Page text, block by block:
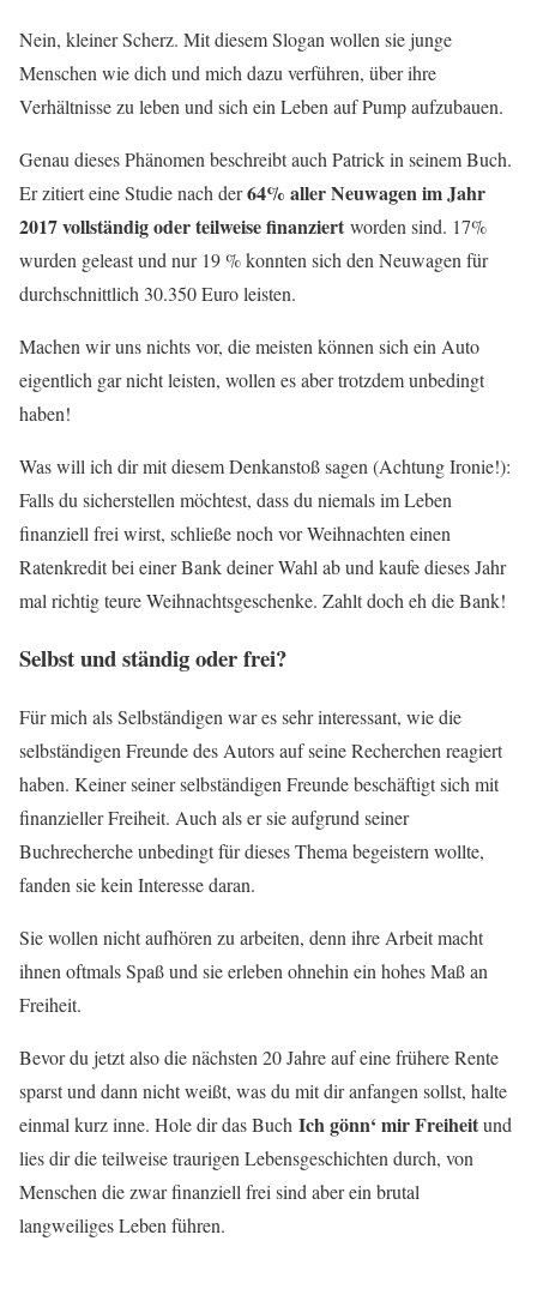
Nein, kleiner Scherz. Mit diesem Slogan wollen sie junge
Menschen wie dich und mich dazu verführen, über ihre
Verhältnisse zu leben und sich ein Leben auf Pump aufzubauen.
Genau dieses Phänomen beschreibt auch Patrick in seinem Buch.
Er zitiert eine Studie nach der64% aller Neuwagen im Jahr
2017 vollständig oder teilweise finanziert worden sind. 17%
wurden geleast und nur 19 % konnten sich den Neuwagen für
durchschnittlich 30.350 Euro leisten.
Machen wir uns nichts vor, die meisten können sich ein Auto
eigentlich gar nicht leisten, wollen es aber trotzdem unbedingt
haben!
Was will ich dir mit diesem Denkanstoß sagen (Achtung Ironie!):
Falls du sicherstellen möchtest, dass du niemals im Leben
finanziell frei wirst, schließe noch vor Weihnachten einen
Ratenkredit bei einer Bank deiner Wahl ab und kaufe dieses Jahr
mal richtig teure Weihnachtsgeschenke. Zahlt doch eh die Bank!
Selbst und ständig oder frei?
Für mich als Selbständigen war es sehr interessant, wie die
selbständigen Freunde des Autors auf seine Recherchen reagiert
haben. Keiner seiner selbständigen Freunde beschäftigt sich mit
finanzieller Freiheit. Auch als er sie aufgrund seiner
Buchrecherche unbedingt für dieses Thema begeistern wollte,
fanden sie kein Interesse daran.
Sie wollen nicht aufhören zu arbeiten, denn ihre Arbeit macht
ihnen oftmals Spaß und sie erleben ohnehin ein hohes Maß an
Freiheit.
Bevor du jetzt also die nächsten 20 Jahre auf eine frühere Rente
sparst und dann nicht weißt, was du mit dir anfangen sollst, halte
einmal kurz inne. Hole dir das Buch Ich gönn‘ mir Freiheitund
lies dir die teilweise traurigen Lebensgeschichten durch, von
Menschen die zwar finanziell frei sind aber ein brutal
langweiliges Leben führen.